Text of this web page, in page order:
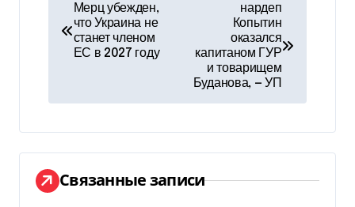
и
г
а
ц
Мерц убежден,
что Украина не
станет членом
ЕС в 2027 году
нардеп
Копытин
оказался
капитаном ГУР
и товарищем
Буданова, — УП
Связанные записи